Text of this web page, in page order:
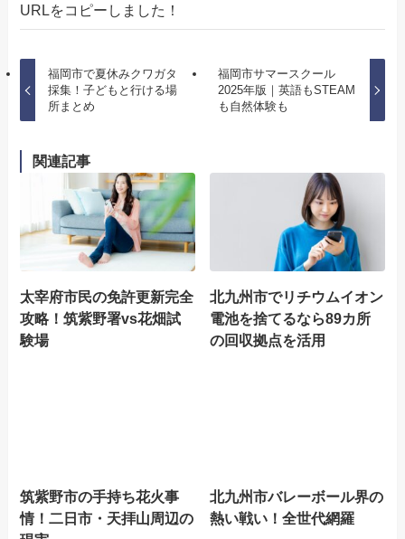
URLをコピーしました！
福岡市で夏休みクワガタ
採集！子どもと行ける場
所まとめ
福岡市サマースクール
2025年版｜英語もSTEAM
も自然体験も
関連記事
太宰府市民の免許更新完全
攻略！筑紫野署vs花畑試
験場
北九州市でリチウムイオン
電池を捨てるなら89カ所
の回収拠点を活用
筑紫野市の手持ち花火事
情！二日市・天拝山周辺の
北九州市バレーボール界の
熱い戦い！全世代網羅